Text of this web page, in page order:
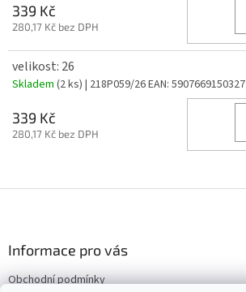
339 Kč
280,17 Kč bez DPH
velikost: 26
Skladem (2 ks) | 218P059/26EAN: 5907669150327
339 Kč
280,17 Kč bez DPH
í
Informace pro vás
Obchodní podmínky